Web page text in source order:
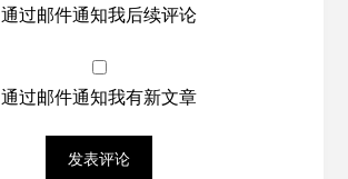
通过邮件通知我后续评论
通过邮件通知我有新文章